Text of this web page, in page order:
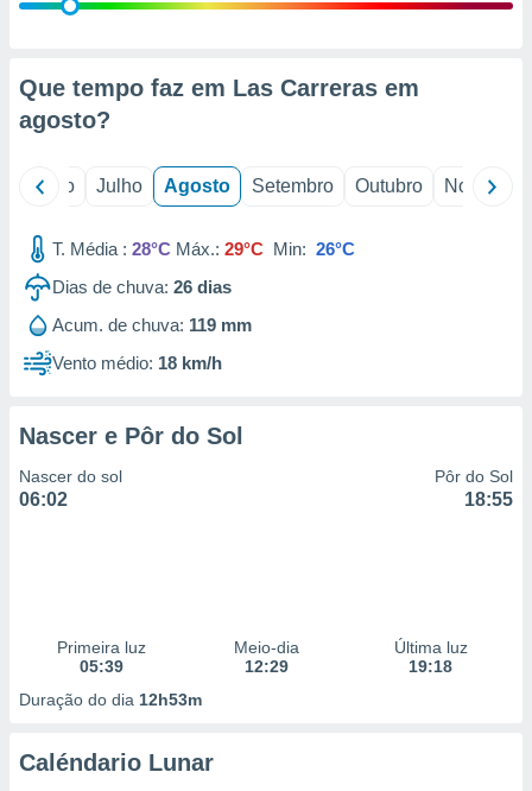
através
estudos
1199
Que tempo faz em Las Carreras em
agosto?
Junho Julho Agosto Setembro Outubro Novembro
T. Média : 28°C Máx.: 29°C Min: 26°C
Dias de chuva: 26 dias
Acum. de chuva: 119 mm
Vento médio: 18 km/h
Nascer e Pôr do Sol
Nascer do sol
06:02
Pôr do Sol
18:55
Primeira luz
05:39
Meio-dia
12:29
Última luz
19:18
Duração do dia 12h53m
Caléndario Lunar